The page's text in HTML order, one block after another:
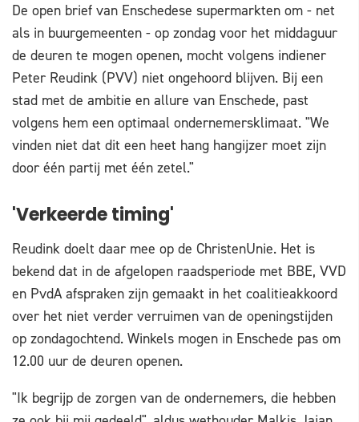
De open brief van Enschedese supermarkten om - net
als in buurgemeenten - op zondag voor het middaguur
de deuren te mogen openen, mocht volgens indiener
Peter Reudink (PVV) niet ongehoord blijven. Bij een
stad met de ambitie en allure van Enschede, past
volgens hem een optimaal ondernemersklimaat. "We
vinden niet dat dit een heet hang hangijzer moet zijn
door één partij met één zetel."
'Verkeerde timing'
Reudink doelt daar mee op de ChristenUnie. Het is
bekend dat in de afgelopen raadsperiode met BBE, VVD
en PvdA afspraken zijn gemaakt in het coalitieakkoord
over het niet verder verruimen van de openingstijden
op zondagochtend. Winkels mogen in Enschede pas om
12.00 uur de deuren openen.
"Ik begrijp de zorgen van de ondernemers, die hebben